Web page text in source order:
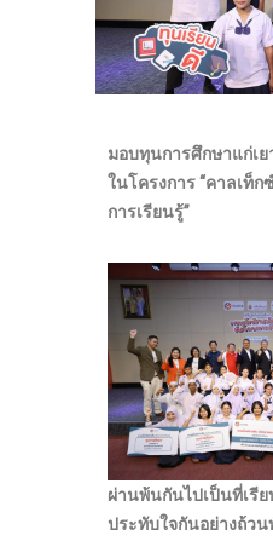
มอบทุนการศึกษาแก่เ
ในโครงการ “คาลเท็
การเรียนรู้”
ผ่านพ้นกันไปเป็นที่เรี
ประทับใจกันอย่างถ้ว